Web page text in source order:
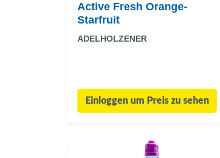
Active Fresh Orange-
Starfruit
ADELHOLZENER
Einloggen um Preis zu sehen